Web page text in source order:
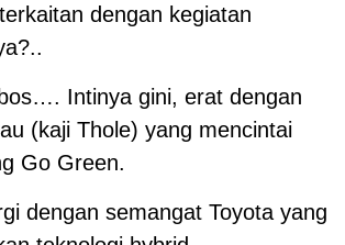
dengan kegiatan
Intinya gini, erat dengan
(kaji Thole) yang mencintai
Go Green.
dengan semangat Toyota yang